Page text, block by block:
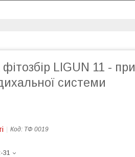
LIGUN 11 - при
системи
Код: ТФ 0019
31